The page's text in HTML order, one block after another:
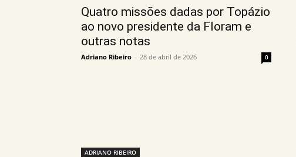
Quatro missões dadas por Topázio
ao novo presidente da Floram e
outras notas
Adriano Ribeiro - 28 de abril de 2026 0
ADRIANO RIBEIRO